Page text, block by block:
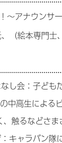
～アナウンサ
絵本専門士
し会：子ど
中高生によ
触るなどさ
キャラバン隊